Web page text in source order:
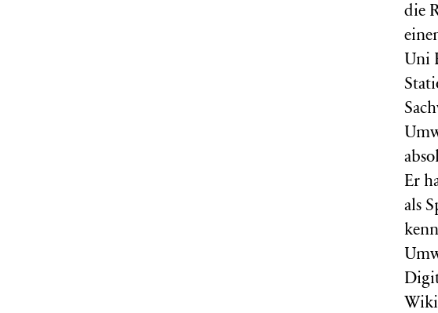
die
Uni
Er
als